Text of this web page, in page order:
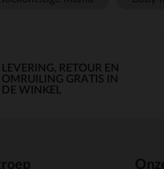
LEVERING, RETOUR EN
OMRUILING GRATIS IN
DE WINKEL